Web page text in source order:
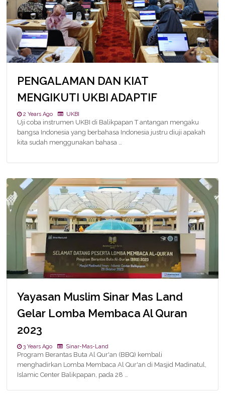
PENGALAMAN DAN KIAT
MENGIKUTI UKBI ADAPTIF
2 Years Ago UKBI
Uji coba instrumen UKBI di Balikpapan T antangan mengaku
bangsa Indonesia yang berbahasa Indonesia justru diuji apakah
kita sudah menggunakan bahasa …
Yayasan Muslim Sinar Mas Land
Gelar Lomba Membaca Al Quran
2023
3 Years Ago Sinar-Mas-Land
Program Berantas Buta Al Qur'an (BBQ) kembali
menghadirkan Lomba Membaca Al Qur'an di Masjid Madinatul,
Islamic Center Balikpapan, pada 28 …